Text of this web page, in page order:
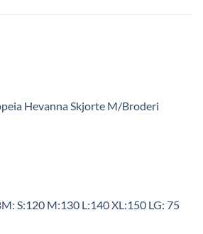
Hevanna Skjorte M/Broderi
S:120 M:130 L:140 XL:150 LG: 75